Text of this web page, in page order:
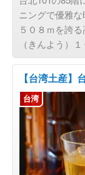
ニングで優雅
５０８ｍを誇
（きんよう）
【台湾土産
台湾